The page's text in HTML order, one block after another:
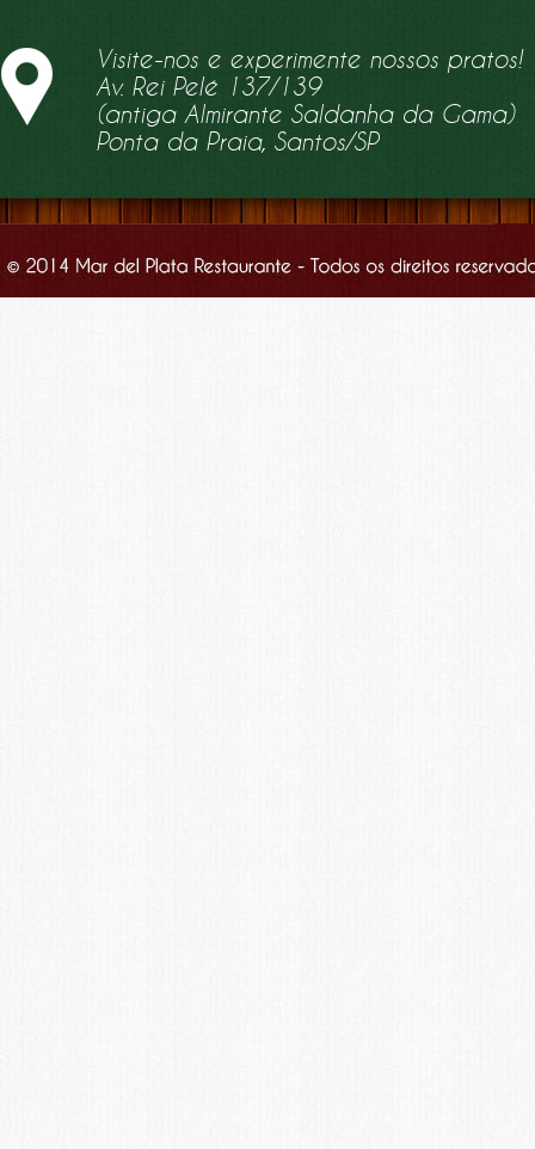
Visite-nos e experimente nossos pratos!
Av. Rei Pelé 137/139
(antiga Almirante Saldanha da Gama)
Ponta da Praia, Santos/SP